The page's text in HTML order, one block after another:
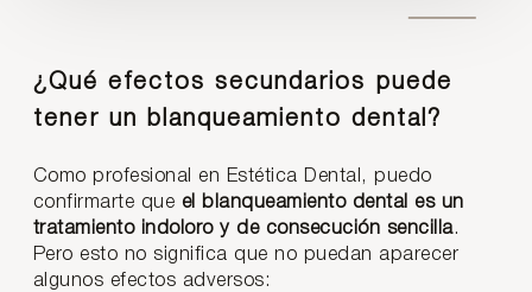
¿Qué efectos secundarios puede
tener un blanqueamiento dental?
Como profesional en Estética Dental, puedo
confirmarte que el blanqueamiento dental es un
tratamiento indoloro y de consecución sencilla.
Pero esto no significa que no puedan aparecer
algunos efectos adversos: